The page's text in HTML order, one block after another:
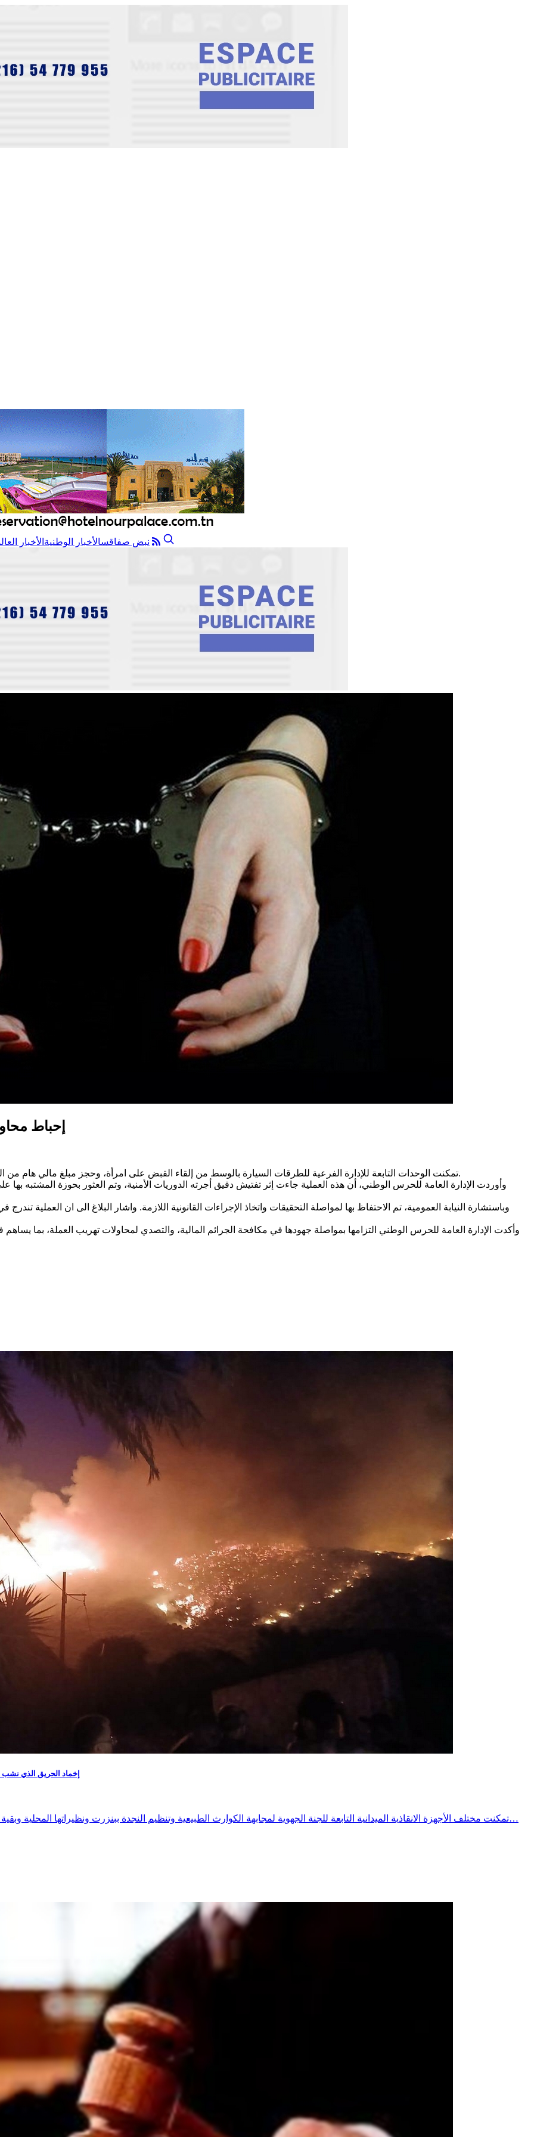
نبض صفاقسالأخبار الوطنية الأخبار
إحباط
تمكنت الوحدات التابعة للإدارة الفرعية للطرقات السيارة بالوسط من إلقاء القبض على امرأة، وحجز مبلغ مالي هام من العملة الأجنبية والتونسية، مجهول المصدر ودون وثائق تثبت مشروعيته.
وأوردت الإدارة العامة للحرس الوطني، أن هذه العملية جاءت إثر تفتيش دقيق أجرته الدوريات الأمنية، وتم العثور بحوزة المشتبه
وباستشارة النيابة العمومية، تم الاحتفاظ بها لمواصلة التحقيقات واتخاذ الإجراءات القانونية اللازمة. واشار البلاغ الى ان العملية
وأكدت الإدارة العامة للحرس الوطني التزامها بمواصلة جهودها في مكافحة الجرائم المالية، والتصدي لمحاولات تهريب العملة، بما يساهم
إخماد الحريق الذي نشب
تمكنت مختلف الأجهزة الانقاذية الميدانية التابعة للجنة الجهوية لمجابهة الكوارث الطبيعية وتنظيم النجدة ببنزرت ونظيراتها المحلية وبقية الشركاء من مصالح الدولة والنسيج المدني المتطوع ،مع تمام الساعة…